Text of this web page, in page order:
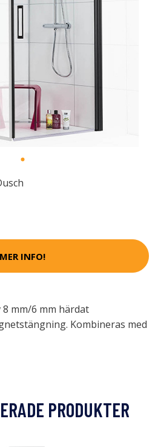
MER INFO!
mm/6 mm härdat
Kombineras med
PRODUKTER